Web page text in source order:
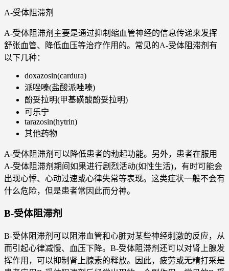
A-受体阻滞剂
A-受体阻滞剂主要是通过抑制缩血管神经的信息传递来发挥
舒张血管、降低血压等治疗作用的。常见的A-受体阻滞剂有
以下几种：
doxazosin(cardura)
派唑嗪(盐酸派唑嗪)
酚妥拉明(甲基磺酸酚妥拉明)
可乐宁
tarazosin(hytrin)
其他药物
A-受体阻滞剂可以降低患者的勃起功能。另外，患者在服用
A-受体阻滞剂期间如果进行剧烈活动(如性生活)，有时可能会
出现心悸、心动过速或心律失常等表现。这类症状一般不会有
什么危险，但是患者常因此而分神。
B-受体阻滞剂
B-受体阻滞剂可以阻滞血管和心脏对某些神经刺激的反应，从
而引起心律减慢、血压下降。B-受体阻滞剂还可以对肾上腺发
挥作用，可以抑制肾上腺素的释放。因此，疲劳或无精打采是